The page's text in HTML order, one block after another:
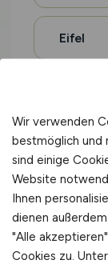
Eifel
Altes
Wir verwenden
bestmöglich und
sind einige
Website
Ihnen
dienen
"Alle
Cookies zu.